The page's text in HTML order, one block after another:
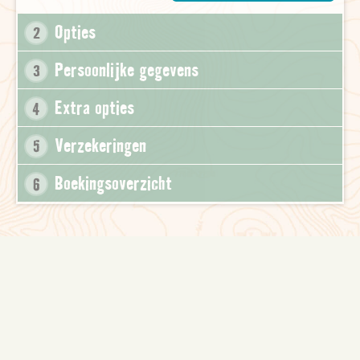
2 Opties
3 Persoonlijke gegevens
4 Extra opties
5 Verzekeringen
6 Boekingsoverzicht